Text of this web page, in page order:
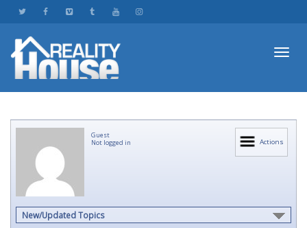
Actions
Guest
Not logged in
New/Updated Topics